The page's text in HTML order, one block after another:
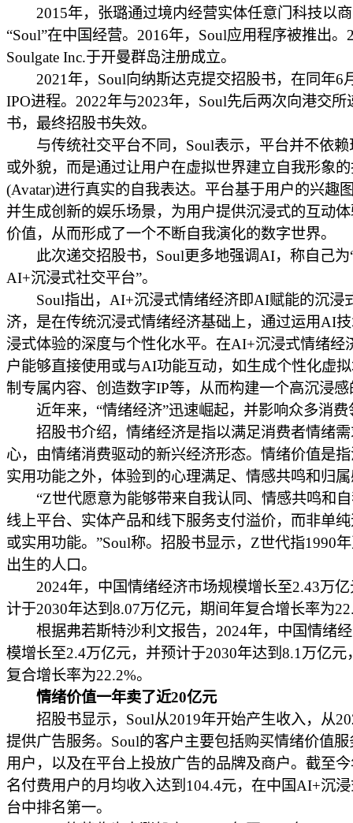
2015年，张璐通过境内经营实体任意门科技以
“Soul”在中国经营。2016年，Soul应用程序被推出。
Soulgate Inc.于开曼群岛注册成立。
2021年，Soul向纳斯达克提交招股书，在同年6
IPO进程。2022年与2023年，Soul先后两次向港交所
书，最终招股书失效。
与传统社交平台不同，Soul表示，平台并不依赖
或外貌，而是通过让用户在虚拟世界建立自我形象
(Avatar)进行真实的自我表达。平台基于用户的兴趣
并生成创新的娱乐场景，为用户提供沉浸式的互动
价值，从而形成了一个不断自我演化的数字世界。
此次递交招股书，Soul更多地强调AI，称自己为
AI+沉浸式社交平台”。
Soul指出，AI+沉浸式情绪经济即AI赋能的沉浸
济，是在传统沉浸式情绪经济基础上，通过运用AI
浸式体验的深度与个性化水平。在AI+沉浸式情绪经
户能够直接使用或与AI功能互动，如生成个性化虚
制专属内容、创造数字IP等，从而构建一个高沉浸
近年来，“情绪经济”迅速崛起，并影响众多消费
招股书介绍，情绪经济是指以满足消费者情绪需
心，由情绪消费驱动的新兴经济形态。情绪价值是
实用功能之外，体验到的心理满足、情感共鸣和归
“Z世代愿意为能够带来自我认同、情感共鸣和自
线上平台、实体产品和线下服务支付溢价，而非单
或实用功能。”Soul称。招股书显示，Z世代指1990
出生的人口。
2024年，中国情绪经济市场规模增长至2.43万亿
计于2030年达到8.07万亿元，期间年复合增长率为
根据弗若斯特沙利文报告，2024年，中国情绪
模增长至2.4万亿元，并预计于2030年达到8.1万亿元
复合增长率为22.2%。
情绪价值一年卖了近20亿元
招股书显示，Soul从2019年开始产生收入，从
提供广告服务。Soul的客户主要包括购买情绪价值
用户，以及在平台上投放广告的品牌及商户。截至
名付费用户的月均收入达到104.4元，在中国AI+沉
台中排名第一。